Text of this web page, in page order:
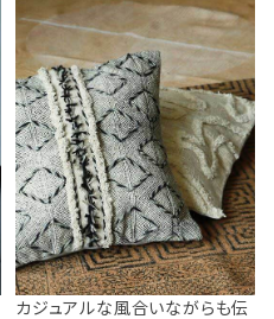
カジュアルな風合いながらも伝